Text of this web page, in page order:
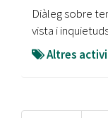
Diàleg sobre
vista i
Altres